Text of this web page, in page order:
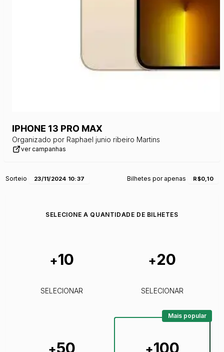
IPHONE 13 PRO MAX
Organizado por Raphael junio ribeiro Martins
ver campanhas
Sorteio 23/11/2024 10:37 Bilhetes por apenas R$0,10
SELECIONE A QUANTIDADE DE BILHETES
+10
SELECIONAR
+20
SELECIONAR
50 100
Mais popular